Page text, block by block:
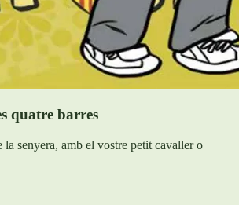
quatre barres
la senyera, amb el vostre petit cavaller o